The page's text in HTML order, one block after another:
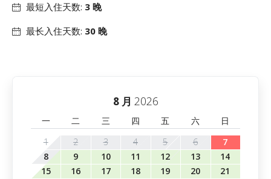
最短入住天数: 3 晚
最长入住天数: 30 晚
8 月 2026
一 二 三 四 五 六
日
1
2 3 4 5 6
7
8
9 10 11 12 13
14
15
16 17 18 19 20
21